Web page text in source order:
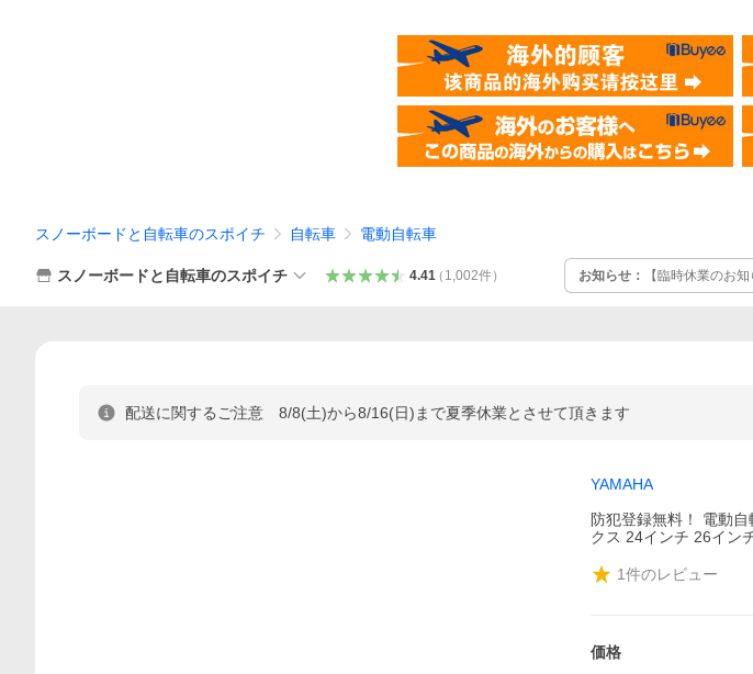
スノーボードと自転車のスポイチ 自転車 電動自転車
スノーボードと自転車のスポイチ 4.41（ 1,002件） お知らせ：
【臨時休業のお
だきます。 当店からの受注
配送に関するご注意 8/8(土)から8/16(日)まで夏季休業とさせて頂きます
YAMAHA
防犯登録無料！ 電動
クス 24インチ 26イン
1件のレビュー
価格